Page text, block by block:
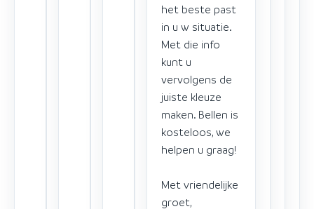
het beste past
in u w situatie.
Met die info
kunt u
vervolgens de
juiste kleuze
maken. Bellen is
kosteloos, we
helpen u graag!
Met vriendelijke
groet,